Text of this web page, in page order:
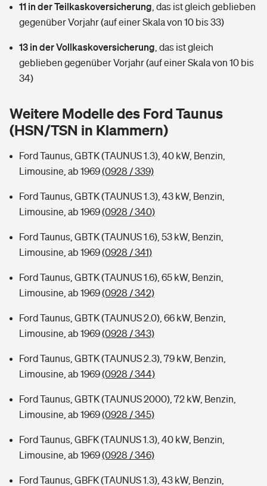
Sie haben Fragen?
Restkreditversicherung
Tools
Hochwasser-Check: Wie gefährdet ist Ihr Haus?
Sie haben Fragen?
Hundehalter-Haftpflicht
Handyversicherung
Private Cyberversicherung
Zur Übersicht
Kinderunfall-Check: Mehr Sicherheit für deine Kids
Typklassen: So ist Ihr Auto eingestuft
Sie haben Fragen?
Tools
Wer versichert was: Jetzt Versicherer finden
Rentenrechner: Wie viel Geld bekomme ich im Alter?
11 in der Teilkaskoversicherung das ist gleich geblieben
gegenüber Vorjahr (auf einer Skala von 10 bis 33)
13 in der Vollkaskoversicherung das ist gleich
geblieben gegenüber Vorjahr (auf einer Skala von 10 bis
34)
Weitere Modelle des Ford Taunus
(HSN/TSN in Klammern)
Ford Taunus, GBTK (TAUNUS 1.3), 40 kW, Benzin,
Limousine, ab 1969(0928 / 339)
Ford Taunus, GBTK (TAUNUS 1.3), 43 kW, Benzin,
Limousine, ab 1969(0928 / 340)
Ford Taunus, GBTK (TAUNUS 1.6), 53 kW, Benzin,
Limousine, ab 1969(0928 / 341)
Ford Taunus, GBTK (TAUNUS 1.6), 65 kW, Benzin,
Limousine, ab 1969(0928 / 342)
Ford Taunus, GBTK (TAUNUS 2.0), 66 kW, Benzin,
Limousine, ab 1969(0928 / 343)
Ford Taunus, GBTK (TAUNUS 2.3), 79 kW, Benzin,
Limousine, ab 1969(0928 / 344)
Ford Taunus, GBTK (TAUNUS 2000), 72 kW, Benzin,
Limousine, ab 1969(0928 / 345)
Ford Taunus, GBFK (TAUNUS 1.3), 40 kW, Benzin,
Limousine, ab 1969(0928 / 346)
Ford Taunus, GBFK (TAUNUS 1.3), 43 kW, Benzin,